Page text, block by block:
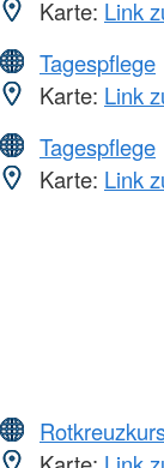
Karte: Link
Tagespflege
Karte: Link
Tagespflege
Karte: Link